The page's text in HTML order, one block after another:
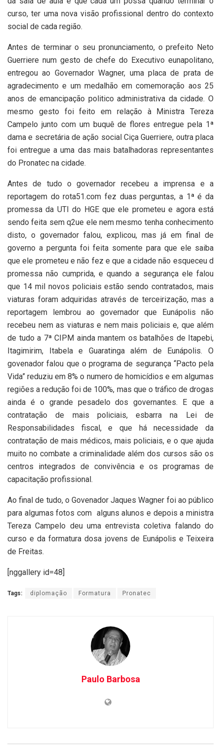
curso, ter uma nova visão profissional dentro do contexto
social de cada região.
Antes de terminar o seu pronunciamento, o prefeito Neto
Guerriere num gesto de chefe do Executivo eunapolitano,
entregou ao Governador Wagner, uma placa de prata de
agradecimento e um medalhão em comemoração aos 25
anos de emancipação politico administrativa da cidade. O
mesmo gesto foi feito em relação à Ministra Tereza
Campelo junto com um buquê de flores entregue pela 1ª
dama e secretária de ação social Ciça Guerriere, outra placa
foi entregue a uma das mais batalhadoras representantes
do Pronatec na cidade.
Antes de tudo o governador recebeu a imprensa e a
reportagem do rota51.com fez duas perguntas, a 1ª é da
promessa da UTI do HGE que ele prometeu e agora está
sendo feita sem q2ue ele nem mesmo tenha conhecimento
disto, o governador falou, explicou, mas já em final de
governo a pergunta foi feita somente para que ele saiba
que ele prometeu e não fez e que a cidade não esqueceu d
promessa não cumprida, e quando a segurança ele falou
que 14 mil novos policiais estão sendo contratados, mais
viaturas foram adquiridas através de terceirização, mas a
reportagem lembrou ao governador que Eunápolis não
recebeu nem as viaturas e nem mais policiais e, que além
de tudo a 7ª CIPM ainda mantem os batalhões de Itapebi,
Itagimirim, Itabela e Guaratinga além de Eunápolis. O
govenador falou que o programa de segurança “Pacto pela
Vida” reduziu em 8% o numero de homicídios e em algumas
regiões a redução foi de 100%, mas que o tráfico de drogas
ainda é o grande pesadelo dos governantes. E que a
contratação de mais policiais, esbarra na Lei de
Responsabilidades fiscal, e que há necessidade da
contratação de mais médicos, mais policiais, e o que ajuda
muito no combate a criminalidade além dos cursos são os
centros integrados de convivência e os programas de
capacitação profissional.
Ao final de tudo, o Govenador Jaques Wagner foi ao público
para algumas fotos com alguns alunos e depois a ministra
Tereza Campelo deu uma entrevista coletiva falando do
curso e da formatura dosa jovens de Eunápolis e Teixeira
de Freitas.
[nggallery id=48]
Tags: diplomação Formatura Pronatec
Paulo Barbosa